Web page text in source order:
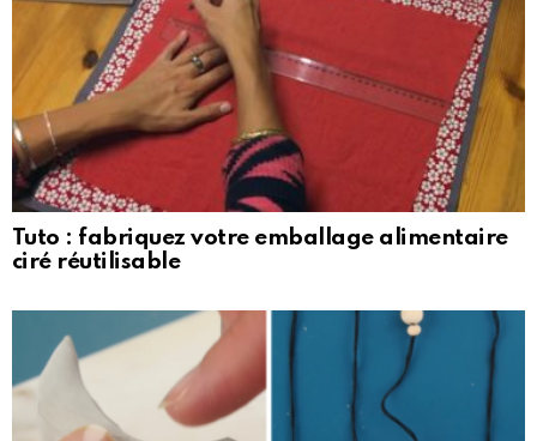
Tuto : fabriquez votre emballage alimentaire
ciré réutilisable